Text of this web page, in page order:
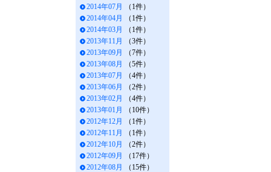
2014年07月
（1件）
2014年04月
（1件）
2014年03月
（1件）
2013年11月
（3件）
2013年09月
（7件）
2013年08月
（5件）
2013年07月
（4件）
2013年06月
（2件）
2013年02月
（4件）
2013年01月
（10件）
2012年12月
（1件）
2012年11月
（1件）
2012年10月
（2件）
2012年09月
（17件）
2012年08月
（15件）